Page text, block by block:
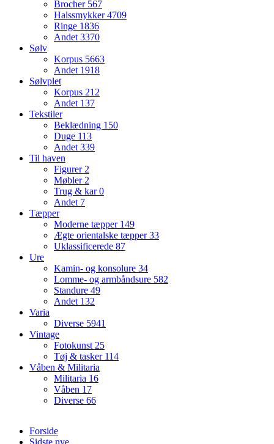
Brocher 567
Halssmykker4709
Ringe 1836
Andet3370
Sølv
Korpus 5663
Andet 1918
Sølvplet
Korpus 212
Andet 137
Tekstiler
Beklædning 150
Duge 113
Andet339
Til haven
Figurer2
Møbler2
Trug & kar0
Andet 7
Tæpper
Moderne tæpper 149
Ægte orientalske tæpper33
Uklassificerede 87
Ure
Kamin- og konsolure 34
Lomme- og armbåndsure 582
Standure 49
Andet 132
Varia
Diverse 5941
Vintage
Fotokunst25
Tøj & tasker 114
Våben & Militaria
Militaria 16
Våben 17
Diverse 66
Forside